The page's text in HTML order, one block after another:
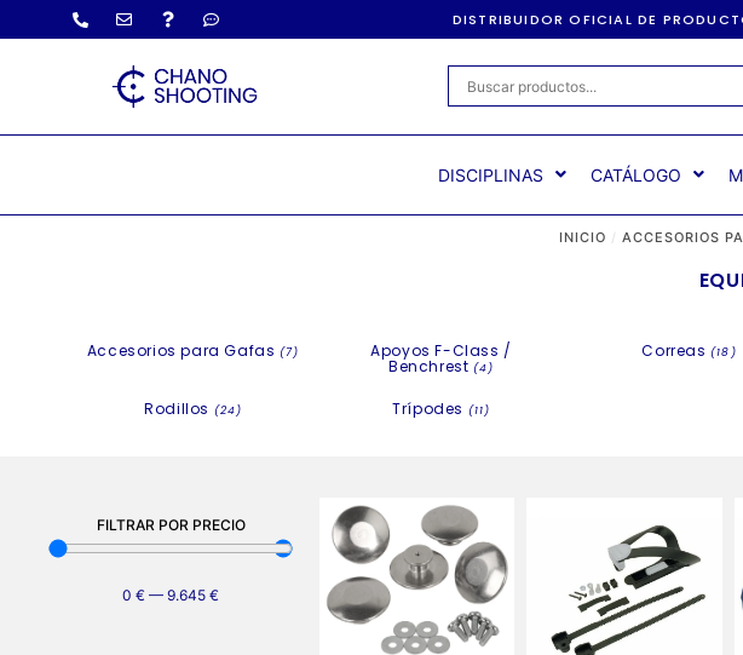
DISTRIBUIDOR OFICIAL DE
DISCIPLINAS CATÁLOGO
INICIO / ACCESORIOS
Accesorios para Gafas (7) Apoyos F-Class /
Benchrest (4)
Correas (18)
Rodillos (24) Trípodes (11)
FILTRAR POR PRECIO
0 € —9.645 €